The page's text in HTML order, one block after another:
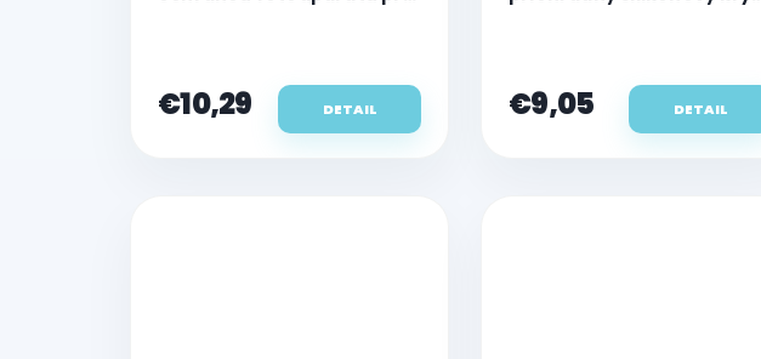
€10,29 DETAIL €9,05 DETAIL